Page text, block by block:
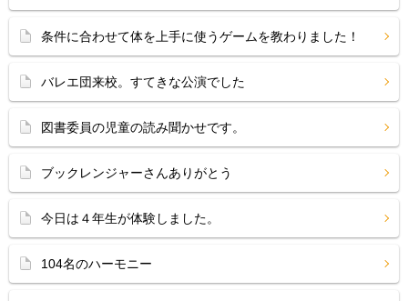
条件に合わせて体を上手に使うゲームを教わりました！
バレエ団来校。すてきな公演でした
図書委員の児童の読み聞かせです。
ブックレンジャーさんありがとう
今日は４年生が体験しました。
104名のハーモニー